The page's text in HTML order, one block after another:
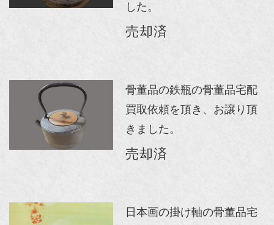
した。
売却済
骨董品の鉄瓶の骨董品宅配
買取依頼を頂き、お譲り頂
きました。
売却済
日本画の掛け軸の骨董品宅